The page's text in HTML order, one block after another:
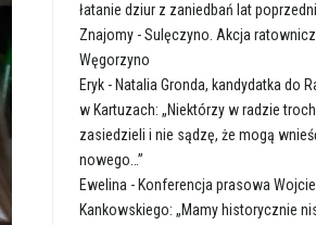
łatanie dziur z zaniedbań lat
Znajomy -Sulęczyno. Akcja
Węgorzyno
Eryk - Natalia Gronda, kandydatka do
w Kartuzach: „Niektórzy w radzie
zasiedzieli i nie sądzę, że mogą
nowego…”
Ewelina - Konferencja prasowa
Kankowskiego: „Mamy historycznie